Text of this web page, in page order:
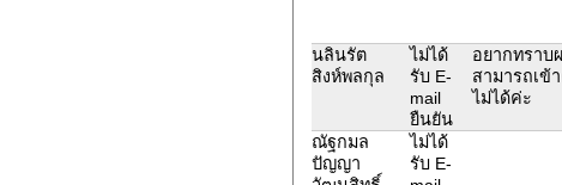
นลินรัต
สิงห์พลกุล
ไม่ได้
รับ E-
mail
ยืนยัน
อยากทราบ
สามารถเข้
ไม่ได้ค่ะ
ณัฐกมล
ปัญญา
ไม่ได้
รับ E-